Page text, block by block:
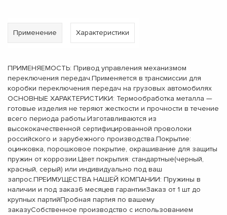
Применение Характеристики
ПРИМЕНЯЕМОСТЬ: Привод управления механизмом
переключения передач.Применяется в трансмиссии для
коробки переключения передач на грузовых автомобилях
ОСНОВНЫЕ ХАРАКТЕРИСТИКИ: Термообработка металла —
готовые изделия не теряют жесткости и прочности в течение
всего периода работы.Изготавливаются из
высококачественной сертифицированной проволоки
российского и зарубежного производства.Покрытие:
оцинковка, порошковое покрытие, окрашивание для защиты
пружин от коррозии.Цвет покрытия: стандартные(черный,
красный, серый) или индивидуально под ваш
запрос.ПРЕИМУЩЕСТВА НАШЕЙ КОМПАНИИ: Пружины в
наличии и под заказ6 месяцев гарантииЗаказ от 1 шт до
крупных партийПробная партия по вашему
заказуСобственное производство с использованием